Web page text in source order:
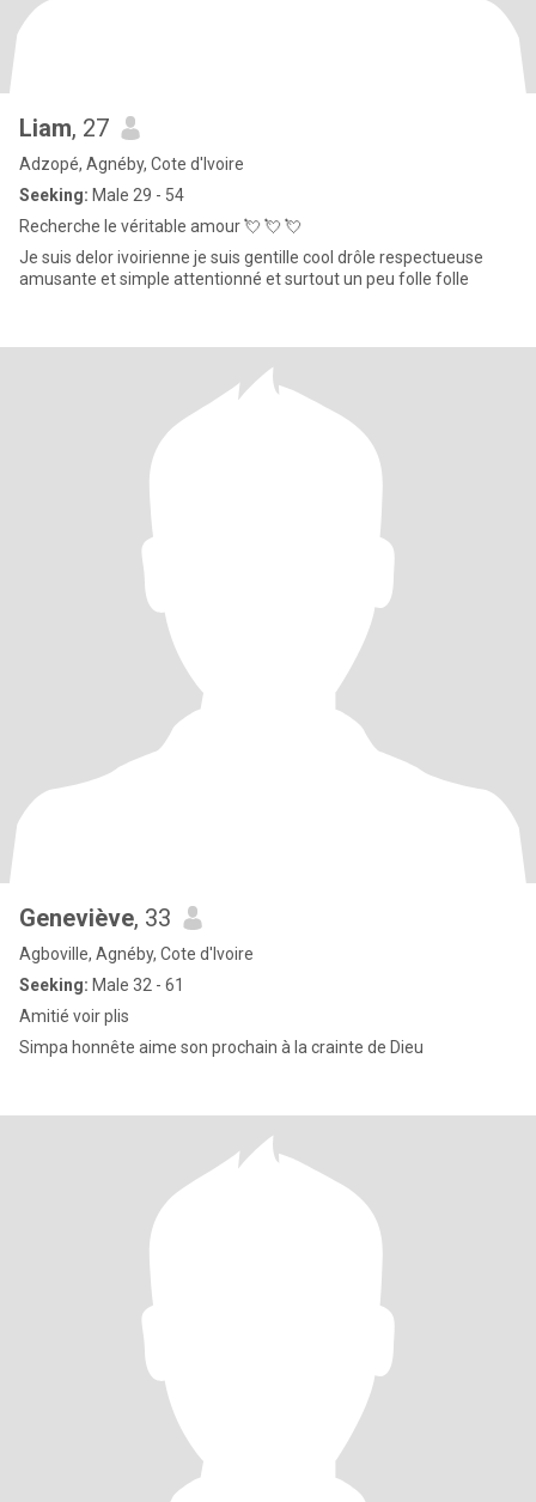
Liam, 27
Adzopé, Agnéby, Cote d'Ivoire
Seeking: Male 29 - 54
Recherche le véritable amour 💘 💘 💘
Je suis delor ivoirienne je suis gentille cool drôle respectueuse
amusante et simple attentionné et surtout un peu folle folle
Geneviève, 33
Agboville, Agnéby, Cote d'Ivoire
Seeking: Male 32 - 61
Amitié voir plis
Simpa honnête aime son prochain à la crainte de Dieu